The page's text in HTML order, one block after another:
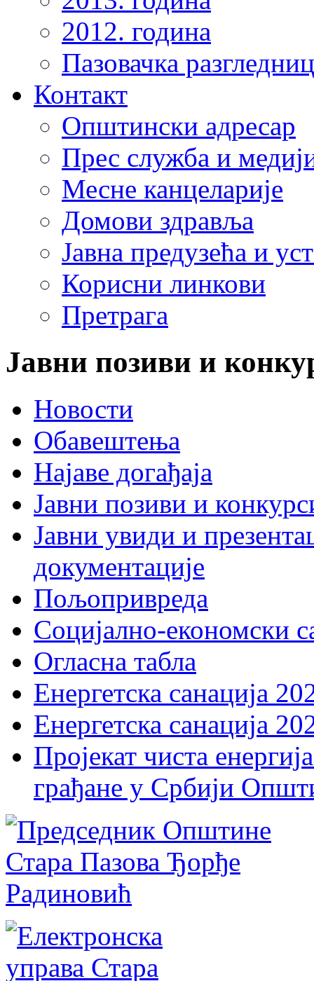
2012. година
Пазовачка
Контакт
Општински адресар
Прес служба и
Месне канцеларије
Домови здравља
Јавна предузећа и
Корисни линкови
Претрага
Јавни позиви и
Новости
Обавештења
Најаве догађаја
Јавни позиви и
Јавни увиди и
документације
Пољопривреда
Социјално-економски
Огласна табла
Енергетска санација
Енергетска санација
Пројекат чиста
грађане у Србији